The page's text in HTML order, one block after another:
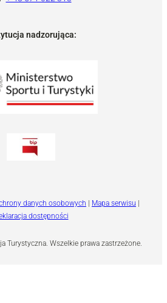
nadzorująca:
Turystyczna. Wszelkie prawa zastrzeżone.
danych osobowych | Mapa serwisu |
dostępności